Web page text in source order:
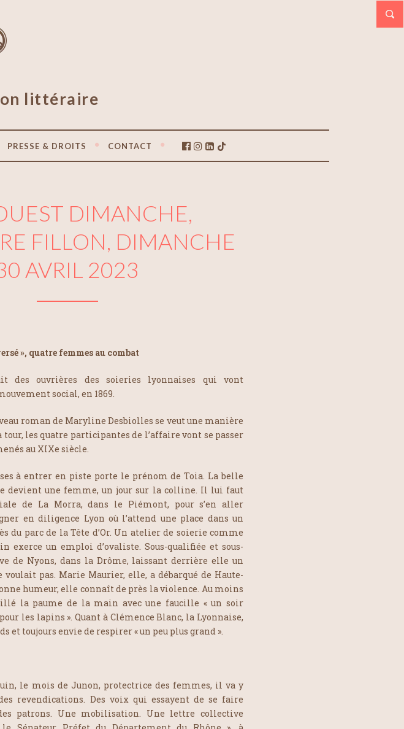
littéraire
PRESSE & DROITS CONTACT
DIMANCHE,
FILLON, DIMANCHE
AVRIL 2023
», quatre femmes au combat
des ouvrières des soieries lyonnaises qui vont
social, en 1869.
roman de Maryline Desbiolles se veut une manière
tour, les quatre participantes de l’affaire vont se passer
au XIXe siècle.
à entrer en piste porte le prénom de Toia. La belle
devient une femme, un jour sur la colline. Il lui faut
de La Morra, dans le Piémont, pour s’en aller
en diligence Lyon où l’attend une place dans un
du parc de la Tête d’Or. Un atelier de soierie comme
exerce un emploi d’ovaliste. Sous-qualifiée et sous-
de Nyons, dans la Drôme, laissant derrière elle un
pas. Marie Maurier, elle, a débarqué de Haute-
humeur, elle connaît de près la violence. Au moins
la paume de la main avec une faucille « un soir
les lapins ». Quant à Clémence Blanc, la Lyonnaise,
et toujours envie de respirer « un peu plus grand ».
le mois de Junon, protectrice des femmes, il va y
revendications. Des voix qui essayent de se faire
patrons. Une mobilisation. Une lettre collective